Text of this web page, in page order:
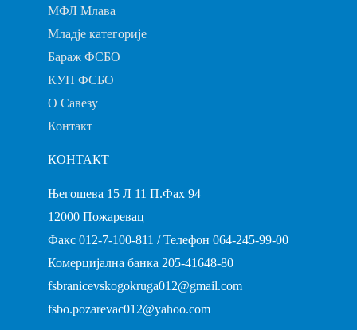
МФЛ Млава
Младје категорије
Бараж ФСБО
КУП ФСБО
О Савезу
Контакт
КОНТАКТ
Његошева 15 Л 11 П.Фах 94
12000 Пожаревац
Факс 012-7-100-811 / Телефон 064-245-99-00
Комерцијална банка 205-41648-80
fsbranicevskogokruga012@gmail.com
fsbo.pozarevac012@yahoo.com